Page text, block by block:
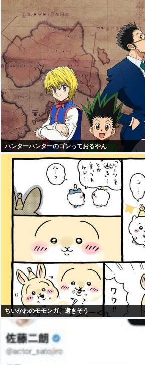
ハンターハンターのゴンっておるやん
ちいかわのモモンガ、逝きそう